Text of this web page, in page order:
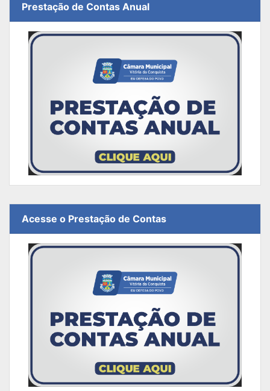
Prestação de Contas Anual
Acesse o Prestação de Contas